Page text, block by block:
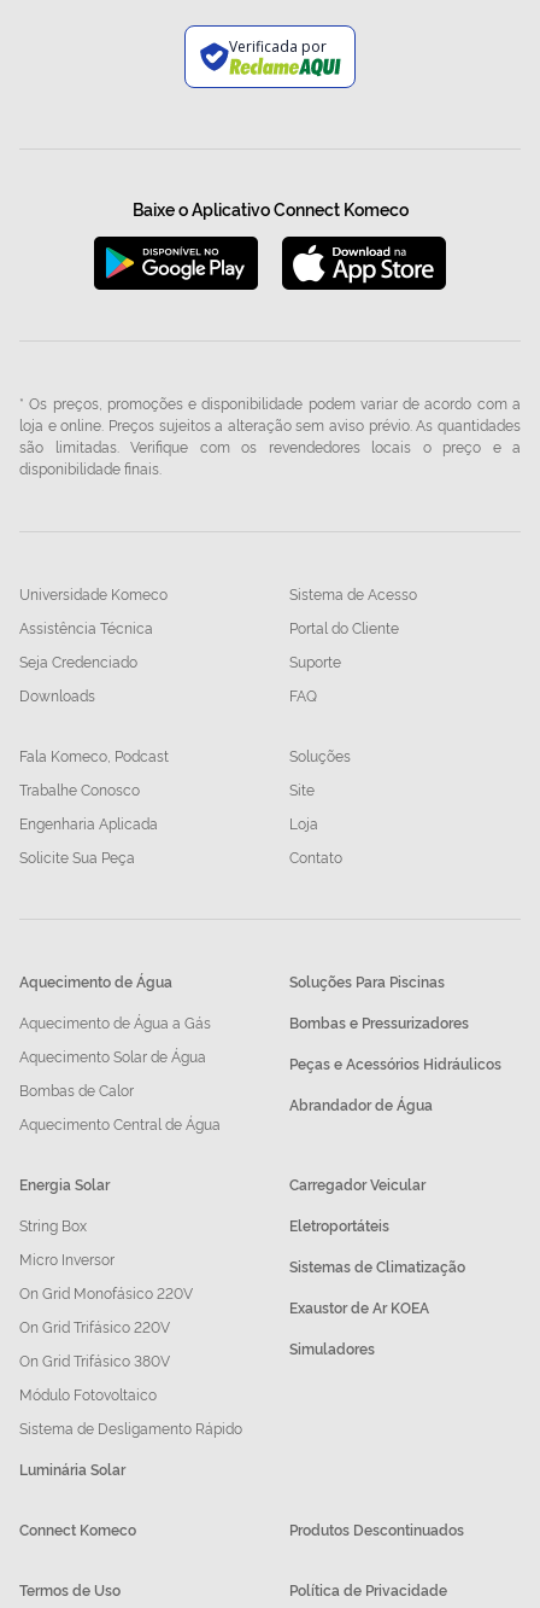
Verificada por
Baixe o Aplicativo Connect Komeco
* Os preços, promoções e disponibilidade podem variar de acordo com a
loja e online. Preços sujeitos a alteração sem aviso prévio. As quantidades
são limitadas. Verifique com os revendedores locais o preço e a
disponibilidade finais.
Universidade Komeco
Assistência Técnica
Seja Credenciado
Downloads
Sistema de Acesso
Portal do Cliente
Suporte
FAQ
Fala Komeco, Podcast
Trabalhe Conosco
Engenharia Aplicada
Solicite Sua Peça
Soluções
Site
Loja
Contato
Aquecimento de Água
Aquecimento de Água a Gás
Aquecimento Solar de Água
Bombas de Calor
Aquecimento Central de Água
Soluções Para Piscinas
Bombas e Pressurizadores
Peças e Acessórios Hidráulicos
Abrandador de Água
Energia Solar
String Box
Micro Inversor
On Grid Monofásico 220V
On Grid Trifásico 220V
On Grid Trifásico 380V
Módulo Fotovoltaico
Sistema de Desligamento Rápido
Luminária Solar
Carregador Veicular
Eletroportáteis
Sistemas de Climatização
Exaustor de Ar KOEA
Simuladores
Connect Komeco Produtos Descontinuados
Termos de Uso Política de Privacidade